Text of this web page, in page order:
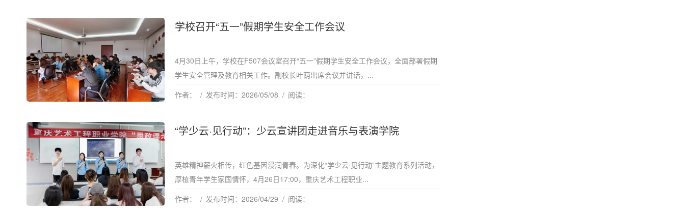
学校召开“五一”假期学生安全工作会议
4月30日上午，学校在F507会议室召开“五一”假期学生安全工作会议，全面部署假期
学生安全管理及教育相关工作。副校长叶荫出席会议并讲话，...
作者：
发布时间：2026/05/08 阅读：
“学少云·见行动”：少云宣讲团走进音乐与表演学院
英雄精神薪火相传，红色基因浸润青春。为深化“学少云·见行动”主题教育系列活动，
厚植青年学生家国情怀，4月26日17:00，重庆艺术工程职业...
作者：
发布时间：2026/04/29 阅读：